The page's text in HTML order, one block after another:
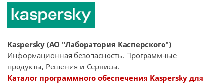
Kaspersky (АО "Лаборатория Касперского")
Информационная безопасность. Программные
продукты, Решения и Сервисы.
Каталог программного обеспечения Kaspersky для